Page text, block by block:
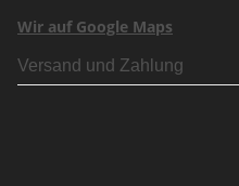
Wir auf Google Maps
Versand und Zahlung